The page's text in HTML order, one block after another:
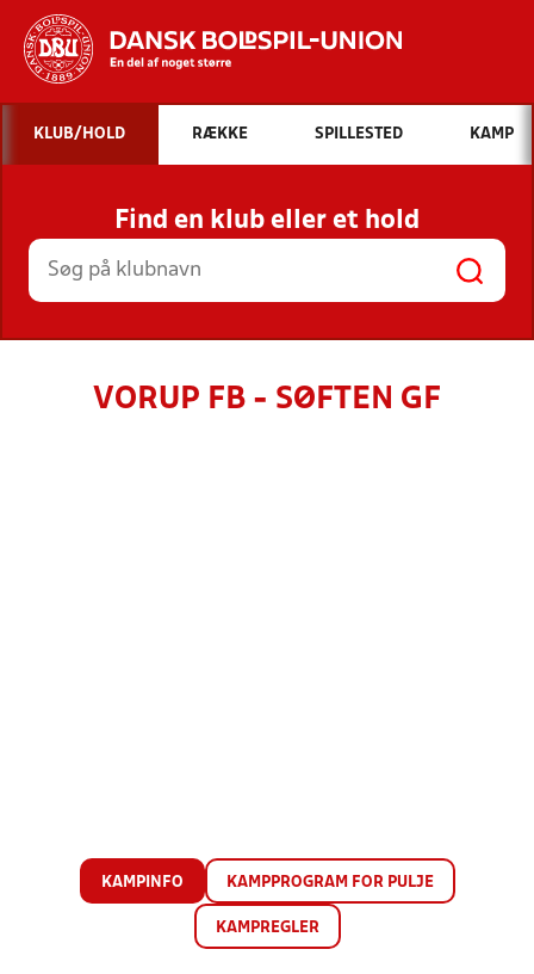
Hvad vil du søge efter?
INDHOLD OG NYHEDER
STILLINGER, RESULTATER, KLUBBER OG
HOLD
KLUB/HOLD RÆKKE SPILLESTED KAMP
Find en klub eller et hold
VORUP FB - SØFTEN GF
KAMPINFO KAMPPROGRAM FOR PULJE
KAMPREGLER